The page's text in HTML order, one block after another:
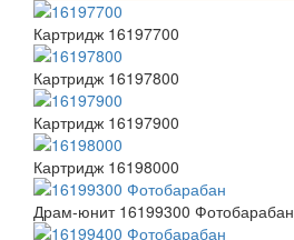
Картридж 16197700
Картридж 16197800
Картридж 16197900
Картридж 16198000
Драм-юнит 16199300 Фотобарабан